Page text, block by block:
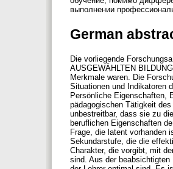
выполнении
German
Die vorliegende
AUSGEWÄHLTEN
Merkmale waren. Die
Situationen und Indikatoren
Persönliche Eigenschaften,
pädagogischen Tätigkeit
unbestreitbar, dass sie zu
beruflichen Eigenschaften
Frage, die latent vorhanden
Sekundarstufe, die die
Charakter, die vorgibt, mit
sind. Aus der